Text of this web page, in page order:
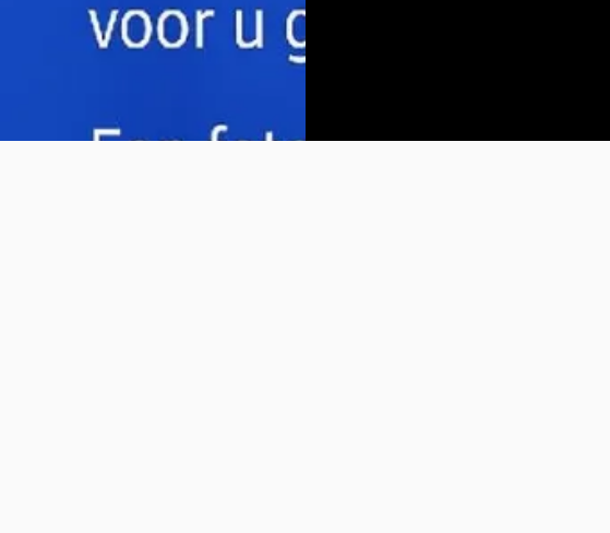
Bergen op Zoom 4,4(282)
Bekijk aanbieding →